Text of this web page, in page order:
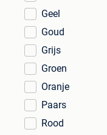
Geel
Goud
Grijs
Groen
Oranje
Paars
Rood